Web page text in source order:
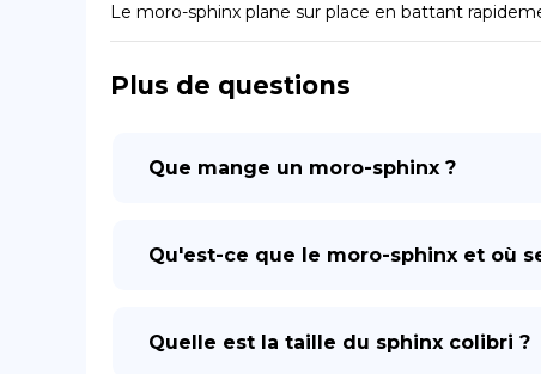
Le moro-sphinx plane sur place en battant
Plus de questions
Que mange un moro-sphinx ?
Qu'est-ce que le moro-sphinx et où
Quelle est la taille du sphinx colibri ?